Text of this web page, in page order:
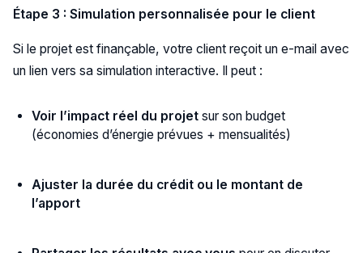
Étape 3 : Simulation personnalisée pour le client
Si le projet est finançable, votre client reçoit un e-mail avec
un lien vers sa simulation interactive. Il peut :
Voir l’impact réel du projet sur son budget
(économies d’énergie prévues + mensualités)
Ajuster la durée du crédit ou le montant de
l’apport